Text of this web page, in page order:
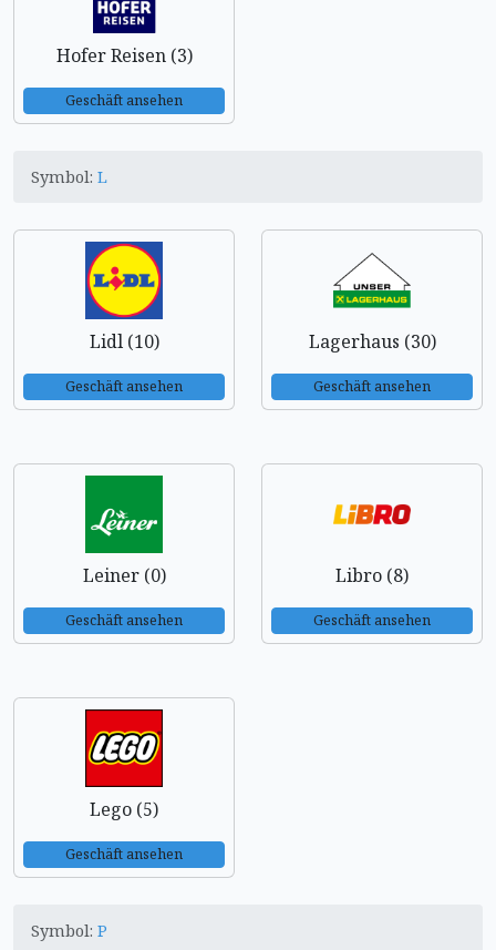
Hofer Reisen (3)
Geschäft ansehen
Symbol: L
Lidl (10)
Geschäft ansehen
Lagerhaus (30)
Geschäft ansehen
Leiner (0)
Geschäft ansehen
Libro (8)
Geschäft ansehen
Lego (5)
Geschäft ansehen
Symbol: P